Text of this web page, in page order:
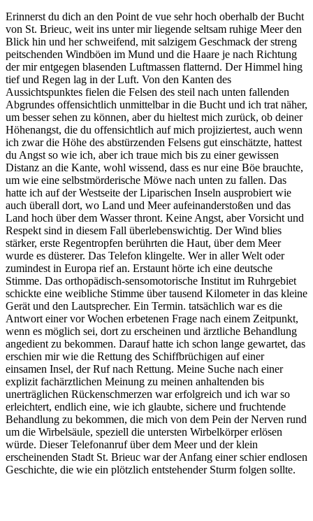
Erinnerst du dich an den Point de vue sehr hoch oberhalb der Bucht
von St. Brieuc, weit ins unter mir liegende seltsam ruhige Meer den
Blick hin und her schweifend, mit salzigem Geschmack der streng
peitschenden Windböen im Mund und die Haare je nach Richtung
der mir entgegen blasenden Luftmassen flatternd. Der Himmel hing
tief und Regen lag in der Luft. Von den Kanten des
Aussichtspunktes fielen die Felsen des steil nach unten fallenden
Abgrundes offensichtlich unmittelbar in die Bucht und ich trat näher,
um besser sehen zu können, aber du hieltest mich zurück, ob deiner
Höhenangst, die du offensichtlich auf mich projiziertest, auch wenn
ich zwar die Höhe des abstürzenden Felsens gut einschätzte, hattest
du Angst so wie ich, aber ich traue mich bis zu einer gewissen
Distanz an die Kante, wohl wissend, dass es nur eine Böe brauchte,
um wie eine selbstmörderische Möwe nach unten zu fallen. Das
hatte ich auf der Westseite der Liparischen Inseln ausprobiert wie
auch überall dort, wo Land und Meer aufeinanderstoßen und das
Land hoch über dem Wasser thront. Keine Angst, aber Vorsicht und
Respekt sind in diesem Fall überlebenswichtig. Der Wind blies
stärker, erste Regentropfen berührten die Haut, über dem Meer
wurde es düsterer. Das Telefon klingelte. Wer in aller Welt oder
zumindest in Europa rief an. Erstaunt hörte ich eine deutsche
Stimme. Das orthopädisch-sensomotorische Institut im Ruhrgebiet
schickte eine weibliche Stimme über tausend Kilometer in das kleine
Gerät und den Lautsprecher. Ein Termin. tatsächlich war es die
Antwort einer vor Wochen erbetenen Frage nach einem Zeitpunkt,
wenn es möglich sei, dort zu erscheinen und ärztliche Behandlung
angedient zu bekommen. Darauf hatte ich schon lange gewartet, das
erschien mir wie die Rettung des Schiffbrüchigen auf einer
einsamen Insel, der Ruf nach Rettung. Meine Suche nach einer
explizit fachärztlichen Meinung zu meinen anhaltenden bis
unerträglichen Rückenschmerzen war erfolgreich und ich war so
erleichtert, endlich eine, wie ich glaubte, sichere und fruchtende
Behandlung zu bekommen, die mich von dem Pein der Nerven rund
um die Wirbelsäule, speziell die untersten Wirbelkörper erlösen
würde. Dieser Telefonanruf über dem Meer und der klein
erscheinenden Stadt St. Brieuc war der Anfang einer schier endlosen
Geschichte, die wie ein plötzlich entstehender Sturm folgen sollte.